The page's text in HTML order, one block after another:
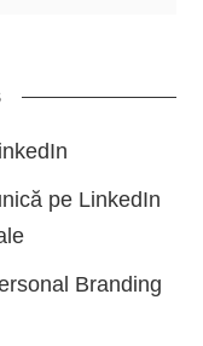
pe LinkedIn
Branding